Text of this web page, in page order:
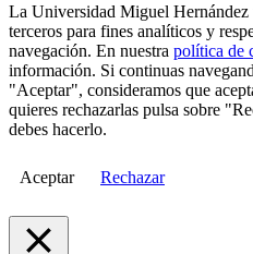
La Universidad Miguel
terceros para fines analíticos y
navegación. En nuestra política de
información. Si continuas
"Aceptar", consideramos que
quieres rechazarlas pulsa sobre
debes hacerlo.
Aceptar Rechazar